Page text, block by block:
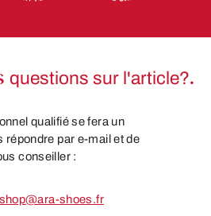
questions sur l'article?.
qualifié se fera un
répondre par e-mail et de
conseiller :
shoes.fr